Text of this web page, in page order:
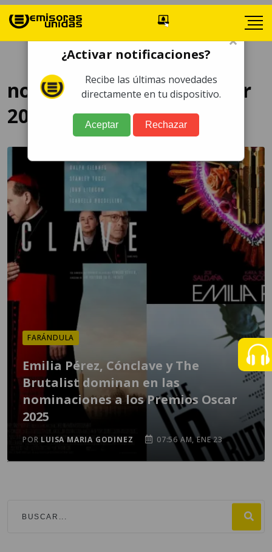
nominados premios Oscar
2025
FARÁNDULA
Emilia Pérez, Cónclave y The
Brutalist dominan en las
nominaciones a los Premios Oscar
2025
POR LUISA MARIA GODINEZ 07:56 AM, ENE 23
×
¿Activar notificaciones?
Recibe las últimas novedades
directamente en tu dispositivo.
Aceptar Rechazar